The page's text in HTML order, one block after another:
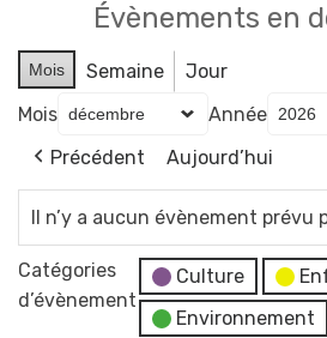
Évènements en
Mois Semaine
Jour
Mois
Année
Précédent
Aujourd’hui
Il n’y a aucun évènement prévu
Catégories
d’évènement
Culture
Environnement